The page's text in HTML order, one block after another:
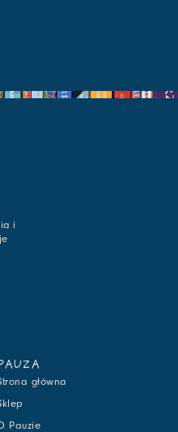
i
główna
Pauzie